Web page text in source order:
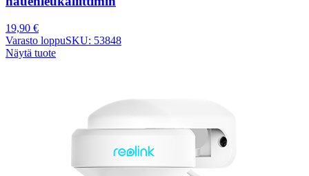
19,90 €
Varasto loppuSKU: 53848
Näytä tuote